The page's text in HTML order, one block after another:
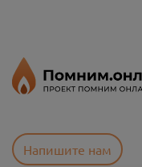
Напишите нам